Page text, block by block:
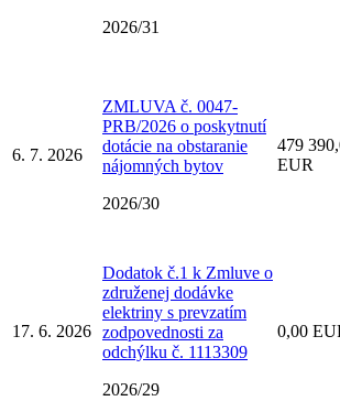
2026/31
6. 7. 2026
ZMLUVA č. 0047-
PRB/2026 o poskytnutí
dotácie na obstaranie
nájomných bytov
2026/30
479
EUR
17. 6. 2026
Dodatok č.1 k Zmluve o
združenej dodávke
elektriny s prevzatím
zodpovednosti za
odchýlku č. 1113309
2026/29
0,00